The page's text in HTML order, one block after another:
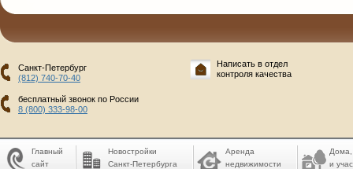
Санкт-Петербург
(812) 740-70-40
бесплатный звонок по России
8 (800) 333-98-00
Написать в отдел
контроля качества
Главный
сайт
Новостройки
Санкт-Петербурга
Аренда
недвижимости
Дома,
и